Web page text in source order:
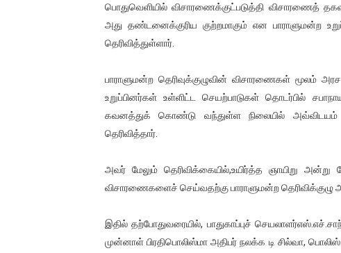
32 CM விநோத கன்றுக்குட்டி! (வீடியோ)
வலிமை தான் அஜித்
அல்வா கொடுக்கின்றது இலங்கை!
2ஆம் நாள் உக்ரைன் யுத்தம்!! எங்களைத்
மகிந்த ராஜபக்சே பதவி விலக திட்டம்?
பொதுவெளியில் விசாரணைக்குட்படுத்தி விசாரணைத்
அது தண்டனைக்குரிய குற்றமாகும் என பாராளுமன்ற
தெரிவித்துள்ளார்.
பாராளுமன்ற தெரிவுக்குழுவின் விசாரணைகள் மூலம்
உறுப்பினர்கள் உள்ளிட்ட செயற்பாடுகள் தொடர்பில்
கவனத்துக் கொண்டு வந்துள்ள நிலையில் அவ்விடயம்
தெரிவித்தார்.
அவர் மேலும் தெரிவிக்கையில்,உயிர்த்த ஞாயிறு
விசாரணைகளைச் செய்வதற்கு பாராளுமன்ற
இதில் தற்போதுவரையில், பாதுகாப்புச்
முன்னாள் பிரதிபொலிஸ்மா அதிபர் நலக்க டி சில்வா,